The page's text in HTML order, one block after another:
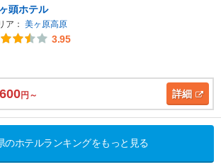
頭ホテル
ア： 美ヶ原高原
3.95
円～ 詳細
のホテルランキングをもっと見る